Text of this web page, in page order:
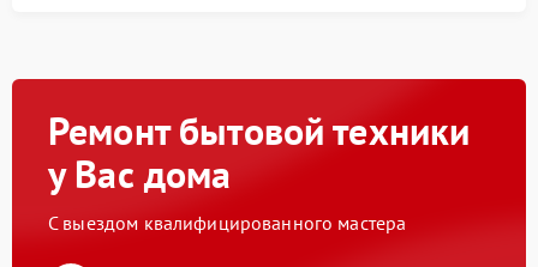
Ремонт бытовой техники
у Вас дома
С выездом квалифицированного мастера